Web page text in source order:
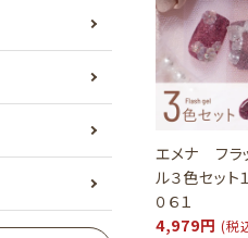
エメナ フラ
ル３色セット
０６１
4,979円 (税